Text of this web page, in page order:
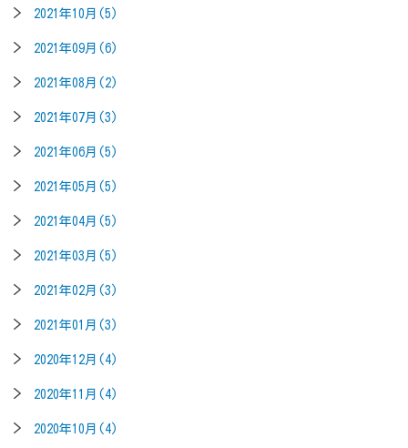
2021年10月(5)
2021年09月(6)
2021年08月(2)
2021年07月(3)
2021年06月(5)
2021年05月(5)
2021年04月(5)
2021年03月(5)
2021年02月(3)
2021年01月(3)
2020年12月(4)
2020年11月(4)
2020年10月(4)